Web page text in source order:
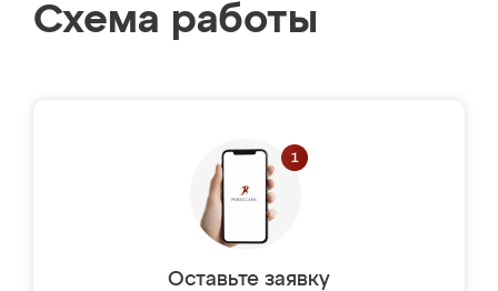
Схема работы
Оставьте заявку